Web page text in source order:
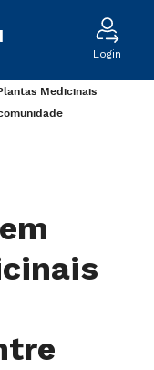
Login
Medicinais